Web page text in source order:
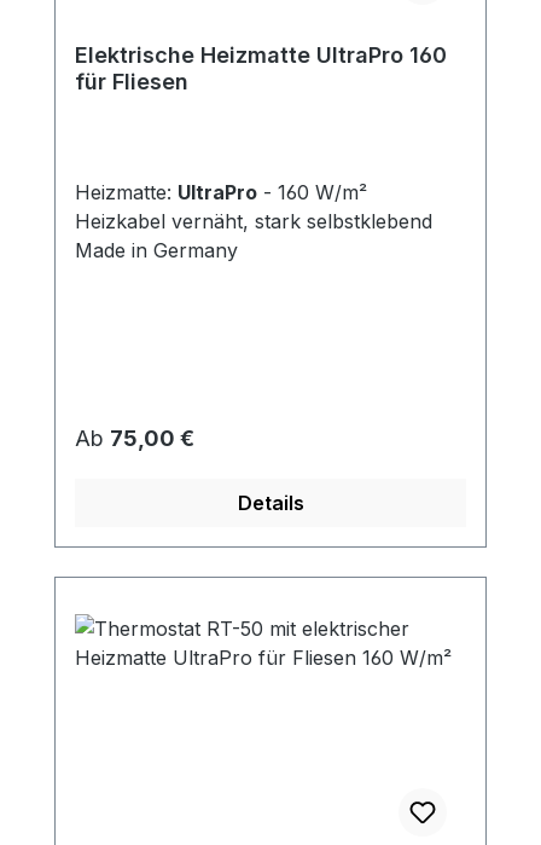
Elektrische Heizmatte UltraPro 160
für Fliesen
Heizmatte: UltraPro - 160 W/m²
Heizkabel vernäht, stark selbstklebend
Made in Germany
Regulärer Preis:
Ab 75,00 €
Details